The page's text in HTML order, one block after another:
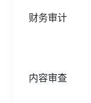
财务审计
内容审查